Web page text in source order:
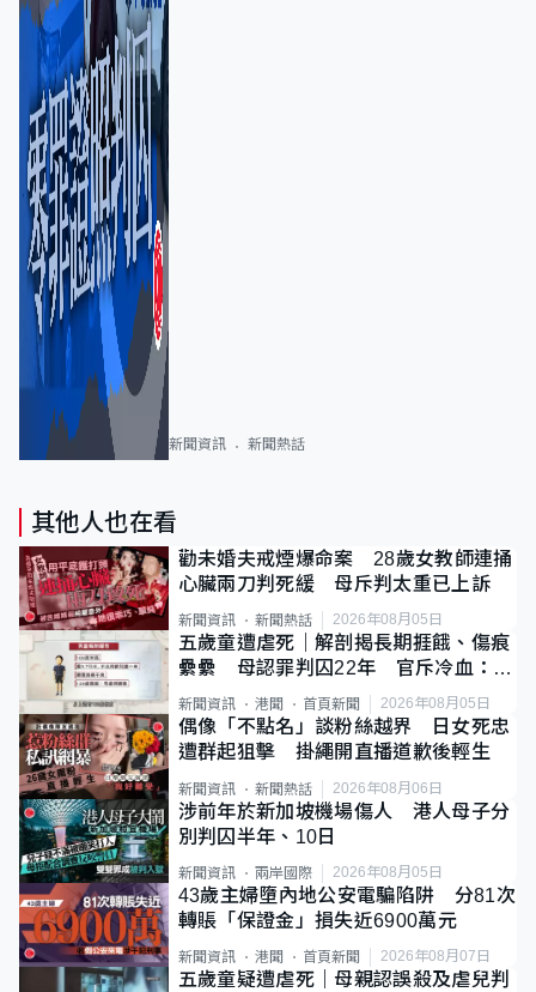
新聞資訊 新聞熱話
其他人也在看
勸未婚夫戒煙爆命案 28歲女教師連捅
心臟兩刀判死緩 母斥判太重已上訴
新聞資訊 新聞熱話 2026年08月05日
五歲童遭虐死｜解剖揭長期捱餓、傷痕
纍纍 母認罪判囚22年 官斥冷血：同
類案最惡劣
新聞資訊 港聞 首頁新聞 2026年08月05日
偶像「不點名」談粉絲越界 日女死忠
遭群起狙擊 掛繩開直播道歉後輕生
新聞資訊 新聞熱話 2026年08月06日
涉前年於新加坡機場傷人 港人母子分
別判囚半年、10日
新聞資訊 兩岸國際 2026年08月05日
43歲主婦墮內地公安電騙陷阱 分81次
轉賬「保證金」損失近6900萬元
新聞資訊 港聞 首頁新聞 2026年08月07日
五歲童疑遭虐死｜母親認誤殺及虐兒判